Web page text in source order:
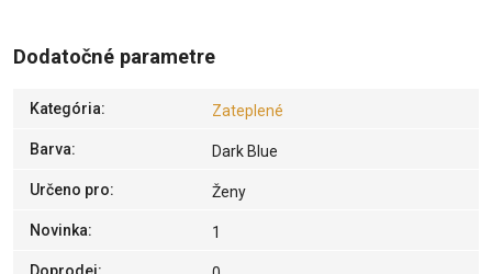
Dodatočné parametre
Kategória: Zateplené
Barva: Dark Blue
Určeno pro: Ženy
Novinka: 1